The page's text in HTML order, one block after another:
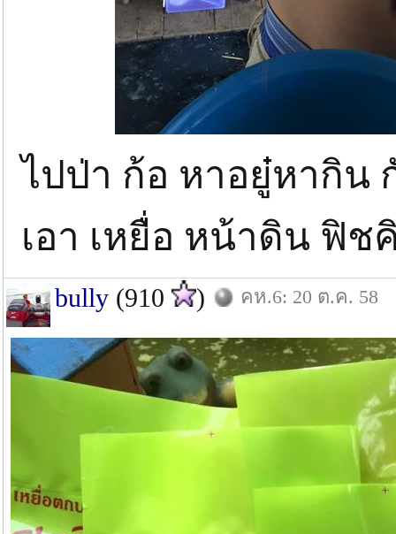
ไปป่า ก้อ หาอยู๋หากิน
เอา เหยื่อ หน้าดิน ฟิช
bully (910 ) คห.6: 20 ต.ค. 58